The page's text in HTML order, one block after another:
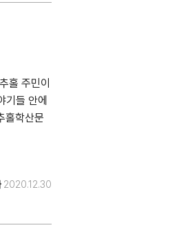
홀 주민이
기들 안에
홀학산문
2020.12.30